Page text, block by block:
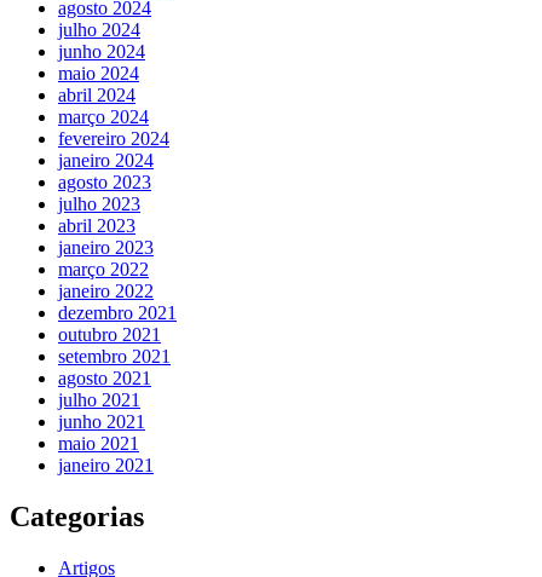
agosto 2024
julho 2024
junho 2024
maio 2024
abril 2024
março 2024
fevereiro 2024
janeiro 2024
agosto 2023
julho 2023
abril 2023
janeiro 2023
março 2022
janeiro 2022
dezembro 2021
outubro 2021
setembro 2021
agosto 2021
julho 2021
junho 2021
maio 2021
janeiro 2021
Categorias
Artigos